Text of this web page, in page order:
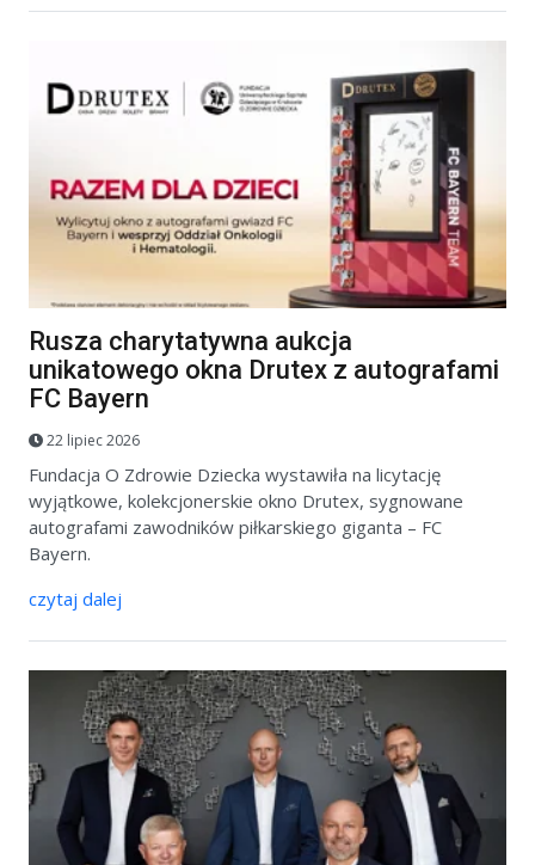
Rusza charytatywna aukcja
unikatowego okna Drutex z autografami
FC Bayern
22 lipiec 2026
Fundacja O Zdrowie Dziecka wystawiła na licytację
wyjątkowe, kolekcjonerskie okno Drutex, sygnowane
autografami zawodników piłkarskiego giganta – FC
Bayern.
czytaj dalej